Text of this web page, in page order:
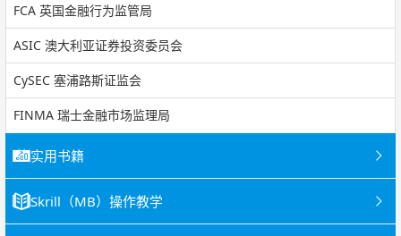
FCA 英国金融行为监管局
ASIC 澳大利亚证券投资委员会
CySEC 塞浦路斯证监会
FINMA 瑞士金融市场监理局
实用书籍
Skrill（MB）操作教学